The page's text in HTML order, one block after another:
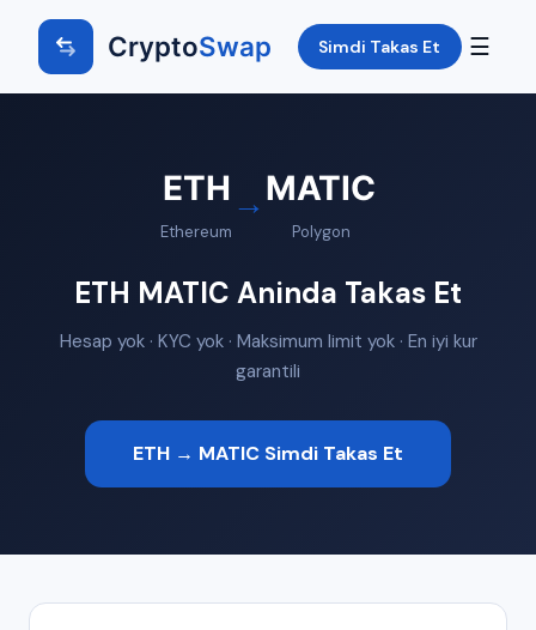
CryptoSwap Simdi Takas Et ☰
ETH
Ethereum
→MATIC
Polygon
ETH MATIC Aninda Takas Et
Hesap yok · KYC yok · Maksimum limit yok · En iyi kur
garantili
ETH → MATIC Simdi Takas Et